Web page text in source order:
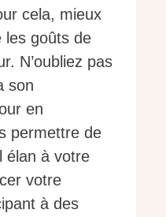
cela, mieux
les goûts de
N’oubliez pas
son
en
permettre de
élan à votre
votre
à des